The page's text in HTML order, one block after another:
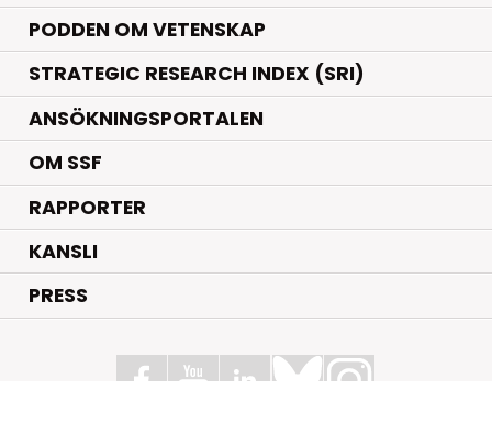
PODDEN OM VETENSKAP
STRATEGIC RESEARCH INDEX (SRI)
ANSÖKNINGSPORTALEN
OM SSF
RAPPORTER
KANSLI
PRESS